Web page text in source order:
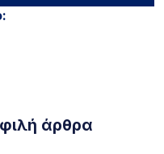
άρθρα